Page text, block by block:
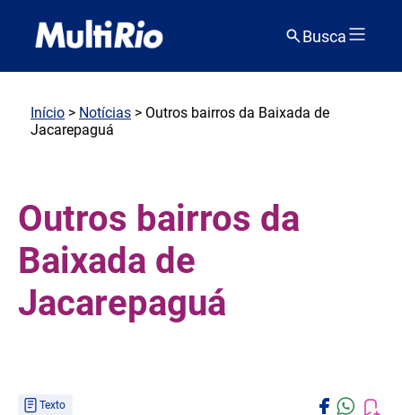
Busca
Início > Notícias > Outros bairros da Baixada de
Jacarepaguá
Outros bairros da
Baixada de
Jacarepaguá
Texto